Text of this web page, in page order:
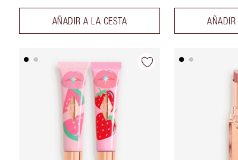
AÑADIR A LA CESTA